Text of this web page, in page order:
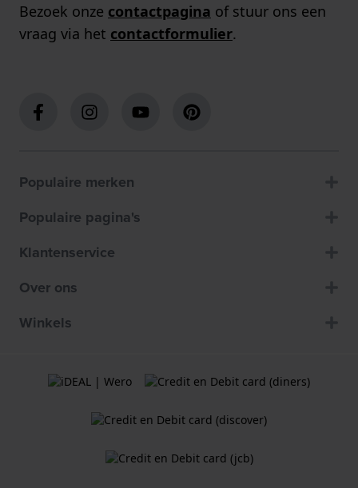
Bezoek onze contactpagina of stuur ons een
vraag via het contactformulier.
Populaire merken
Populaire pagina's
Klantenservice
Over ons
Winkels